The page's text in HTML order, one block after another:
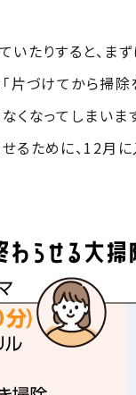
いたりすると、ま
片づけてから掃
くなってしまいま
るために、12月